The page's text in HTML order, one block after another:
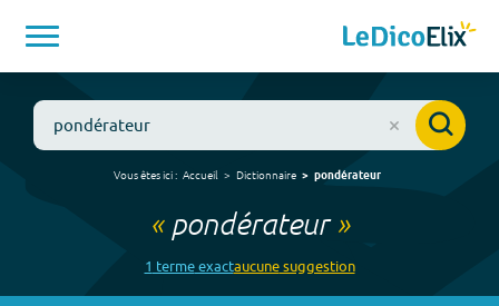
Vous êtes ici : Accueil Dictionnaire pondérateur
« pondérateur»
1 termeexactaucunesuggestion